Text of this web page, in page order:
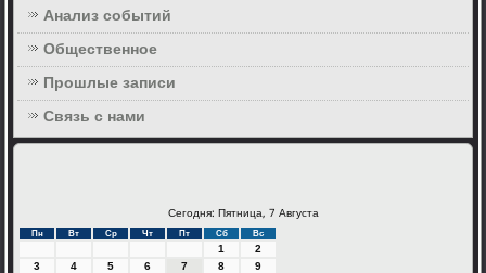
Анализ событий
Общественное
Прошлые записи
Связь с нами
Сегодня: Пятница, 7 Августа
Пн Вт Ср Чт Пт Сб Вс
1
2
3
4 5 6 7 8
9